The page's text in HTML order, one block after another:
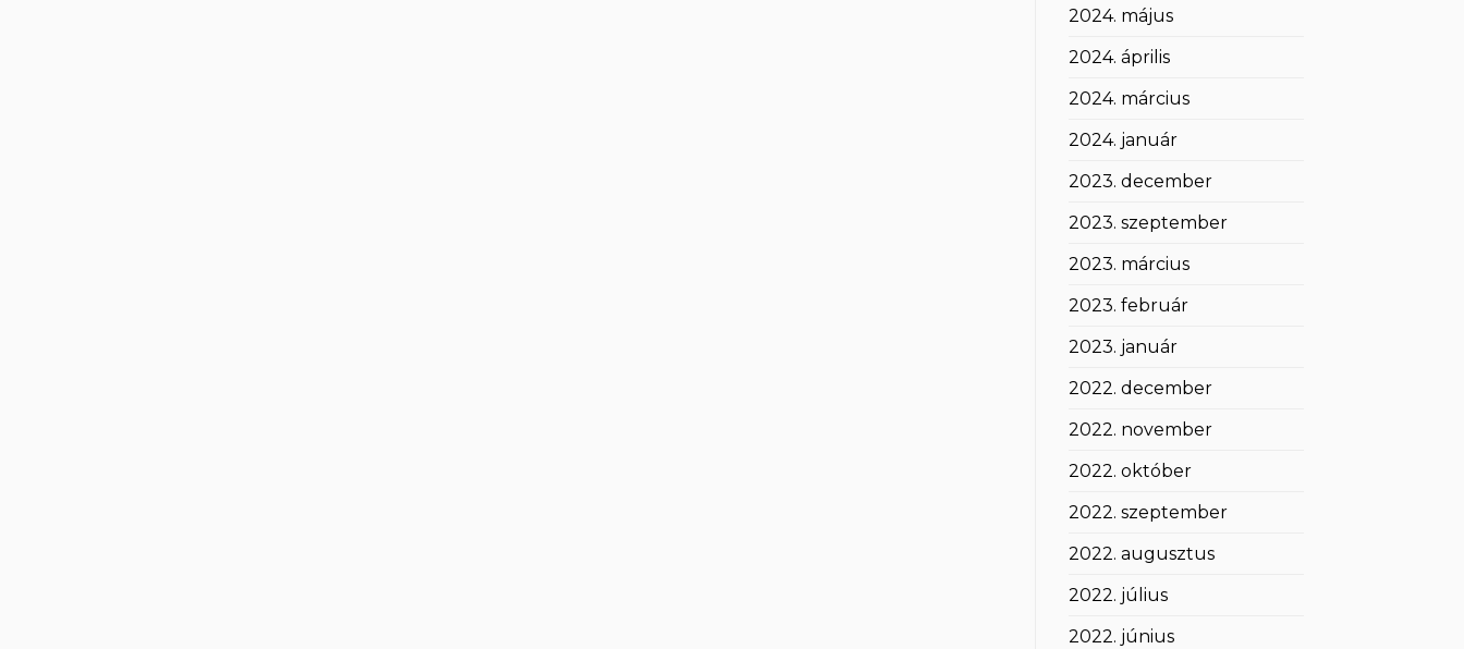
2024. május
2024. április
2024. március
2024. január
2023. december
2023. szeptember
2023. március
2023. február
2023. január
2022. december
2022. november
2022. október
2022. szeptember
2022. augusztus
2022. július
2022. június